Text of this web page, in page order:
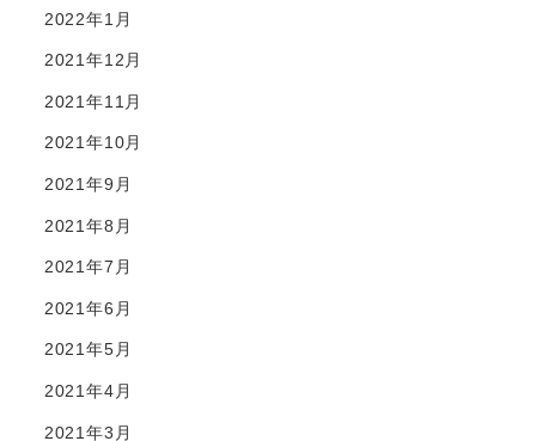
2022年1月
2021年12月
2021年11月
2021年10月
2021年9月
2021年8月
2021年7月
2021年6月
2021年5月
2021年4月
2021年3月